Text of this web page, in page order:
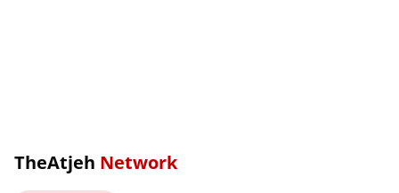
TheAtjeh Network